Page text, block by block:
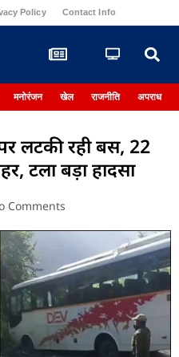
Policy Contact Info
मनोरंजन खेल राजनीति अपराध
लटकी रही बस, 22
टला बड़ा हादसा
Comments